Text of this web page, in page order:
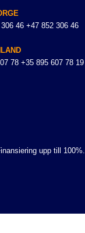
46 +47 852 306 46
78 +35 895 607 78 19
upp till 100%.